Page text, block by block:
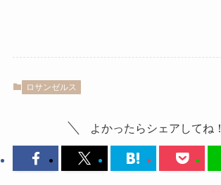
ロサンゼルス
よかったらシェアしてね！